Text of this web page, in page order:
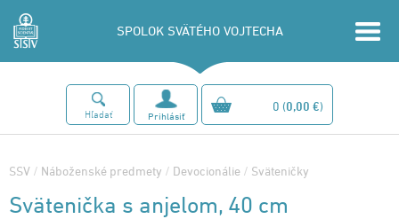
SPOLOK SVÄTÉHO VOJTECHA
Hľadať Prihlásiť
0 (0,00 €)
SSV / Náboženské predmety / Devocionálie / Sväteničky
Svätenička s anjelom, 40 cm